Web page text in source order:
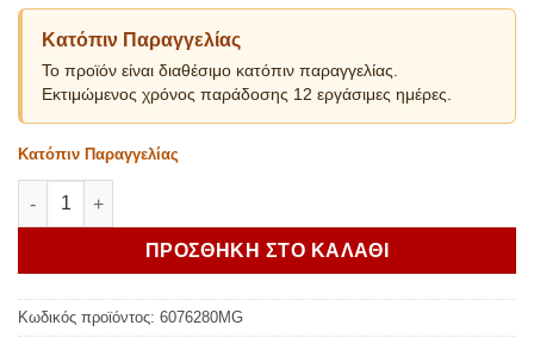
Κατόπιν Παραγγελίας
Το προϊόν είναι διαθέσιμο κατόπιν παραγγελίας.
Εκτιμώμενος χρόνος παράδοσης 12 εργάσιμες ημέρες.
Κατόπιν Παραγγελίας
Aprilia ΜΠΛΟΥΖΑ T-SHIRT WIDE GREY ποσότητα
ΠΡΟΣΘΗΚΗ ΣΤΟ ΚΑΛΑΘΙ
Κωδικός προϊόντος: 6076280MG